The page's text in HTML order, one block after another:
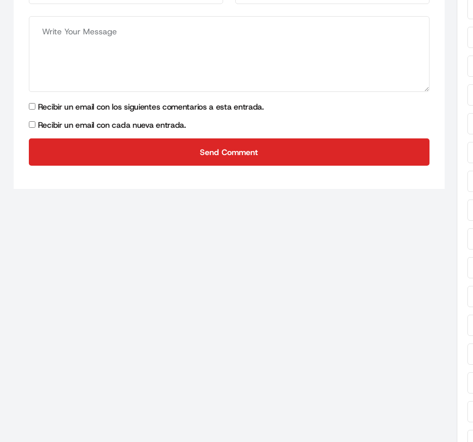
Recibir un email con los siguientes comentarios a esta entrada.
Recibir un email con cada nueva entrada.
Send Comment